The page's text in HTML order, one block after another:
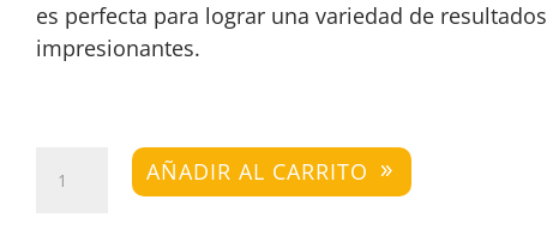
es perfecta para lograr una variedad de resultados
impresionantes.
Effect
AÑADIR AL CARRITO